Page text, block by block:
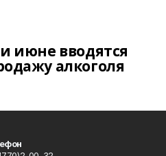
июне вводятся
алкоголя